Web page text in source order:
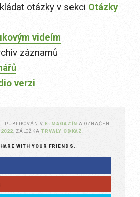
otázky v sekci Otázky
videím
záznamů
verzi
PUBLIKOVÁN V E-MAGAZÍN A OZNAČEN
. ZÁLOŽKATRVALÝ ODKAZ
WITH YOUR FRIENDS.